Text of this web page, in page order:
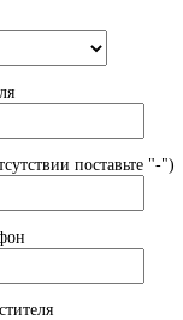
поставьте "-")